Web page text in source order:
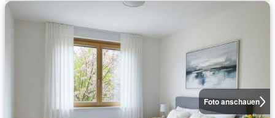
Foto anschauen